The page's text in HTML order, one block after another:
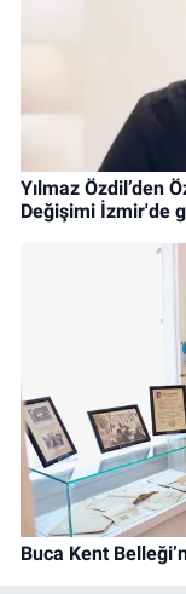
Yılmaz Özdil’den
Değişimi İzmir'de
Buca Kent